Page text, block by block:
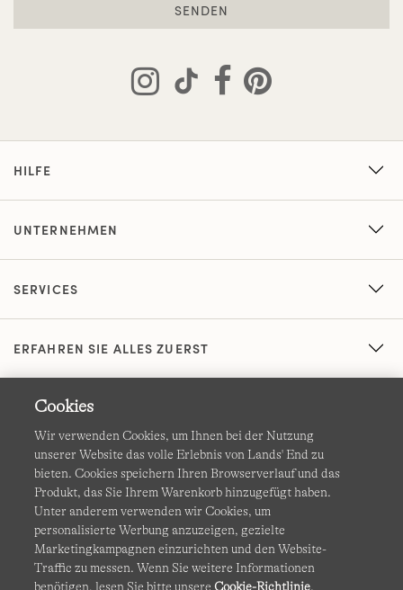
SENDEN
HILFE
UNTERNEHMEN
SERVICES
ERFAHREN SIE ALLES ZUERST
Datenschutz & Sicherheit
Cookies Ich möchte auswählen Barrierefreiheit
Site Map Internationale Websites
Cookies
Wir verwenden Cookies, um Ihnen bei der Nutzung
unserer Website das volle Erlebnis von Lands' End zu
bieten. Cookies speichern Ihren Browserverlauf und das
Produkt, das Sie Ihrem Warenkorb hinzugefügt haben.
Unter anderem verwenden wir Cookies, um
personalisierte Werbung anzuzeigen, gezielte
Marketingkampagnen einzurichten und den Website-
Traffic zu messen. Wenn Sie weitere Informationen
benötigen, lesen Sie bitte unsereCookie-Richtlinie.